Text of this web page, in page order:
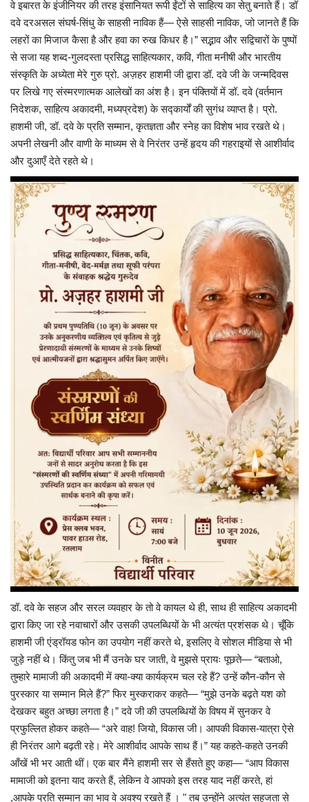
वे इबारत के इंजीनियर की तरह इंसानियत रूपी ईंटों से साहित्य का सेतु बनाते हैं। डॉ
दवे दरअसल संघर्ष-सिंधु के साहसी नाविक हैं— ऐसे साहसी नाविक, जो जानते हैं कि
लहरों का मिजाज कैसा है और हवा का रुख किधर है।” सद्भाव और सद्विचारों के पुष्पों
से सजा यह शब्द-गुलदस्ता प्रसिद्ध साहित्यकार, कवि, गीता मनीषी और भारतीय
संस्कृति के अध्येता मेरे गुरु प्रो. अज़हर हाशमी जी द्वारा डॉ. दवे जी के जन्मदिवस
पर लिखे गए संस्मरणात्मक आलेखों का अंश है। इन पंक्तियों में डॉ. दवे (वर्तमान
निदेशक, साहित्य अकादमी, मध्यप्रदेश) के सद्कार्यों की सुगंध व्याप्त है। प्रो.
हाशमी जी, डॉ. दवे के प्रति सम्मान, कृतज्ञता और स्नेह का विशेष भाव रखते थे।
अपनी लेखनी और वाणी के माध्यम से वे निरंतर उन्हें हृदय की गहराइयों से आशीर्वाद
और दुआएँ देते रहते थे।
डॉ. दवे के सहज और सरल व्यवहार के तो वे कायल थे ही, साथ ही साहित्य अकादमी
द्वारा किए जा रहे नवाचारों और उसकी उपलब्धियों के भी अत्यंत प्रशंसक थे। चूँकि
हाशमी जी एंड्रॉयड फोन का उपयोग नहीं करते थे, इसलिए वे सोशल मीडिया से भी
जुड़े नहीं थे। किंतु जब भी मैं उनके घर जाती, वे मुझसे प्रायः पूछते— “बताओ,
तुम्हारे मामाजी की अकादमी में क्या-क्या कार्यक्रम चल रहे हैं? उन्हें कौन-कौन से
पुरस्कार या सम्मान मिले हैं?” फिर मुस्कराकर कहते— “मुझे उनके बढ़ते यश को
देखकर बहुत अच्छा लगता है।” दवे जी की उपलब्धियों के विषय में सुनकर वे
प्रफुल्लित होकर कहते— “अरे वाह! जियो, विकास जी। आपकी विकास-यात्रा ऐसे
ही निरंतर आगे बढ़ती रहे। मेरे आशीर्वाद आपके साथ हैं।” यह कहते-कहते उनकी
आँखें भी भर आती थीं। एक बार मैंने हाशमी सर से हँसते हुए कहा— “आप विकास
मामाजी को इतना याद करते हैं, लेकिन वे आपको इस तरह याद नहीं करते, हां
,आपके प्रति सम्मान का भाव वे अवश्य रखते हैं । " तब उन्होंने अत्यंत सहजता से